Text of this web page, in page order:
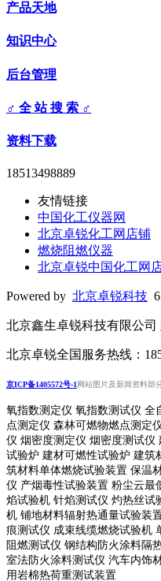
产品天地
知识中心
后台管理
♂ 全 站 搜 索 ♂
资料下载
18513498889
友情链接
中国化工仪器网
北京卓锐化工网店铺
燃烧阻燃仪器
北京卓锐中国化工网
Powered by 北京卓锐科技
北京鑫生卓锐科技有限公司
北京卓锐全国服务热线：
京ICP备1405572号-1网站图片及新闻资料部
氧指数测定仪 氧指数测试仪 全
点测定仪 森林可燃物燃点测定
仪 烟密度测定仪 烟密度测试仪
试验炉 建材可燃性试验炉 建筑
筑材料单体燃烧试验装置 保温
仪 产烟毒性试验装置 粉尘云最
焰试验机 针焰测试仪 灼热丝试
机 铺地材料辐射热通量试验装
痕测试仪 成束线缆燃烧试验机
阻燃测试仪 钢结构防火涂料隔
室法防火涂料测试仪 汽车内饰
用岩棉热荷重测 试装置